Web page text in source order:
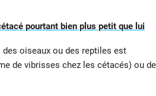
pourtant bien plus petit que lui
oiseaux ou des reptiles est
de vibrisses chez les cétacés) ou de